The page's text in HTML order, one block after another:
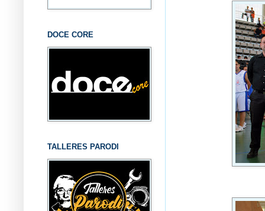
DOCE CORE
TALLERES PARODI